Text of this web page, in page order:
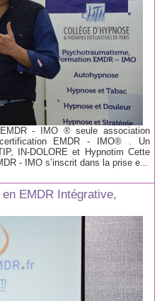
- IMO ® seule association
EMDR - IMO® . Un
IN-DOLORE et Hypnotim Cette
- IMO s’inscrit dans la prise e...
EMDR Intégrative,